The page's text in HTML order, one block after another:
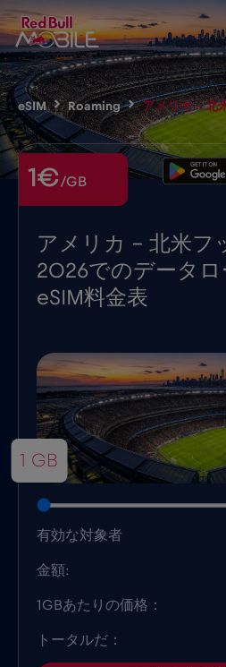
eSIM Roaming アメリカ – 北
アメリカ - 北米フ
2026でのデータロ
eSIM料金表
1€/GB
1 GB
有効な対象者
金額:
1GBあたりの価格：
トータルだ：